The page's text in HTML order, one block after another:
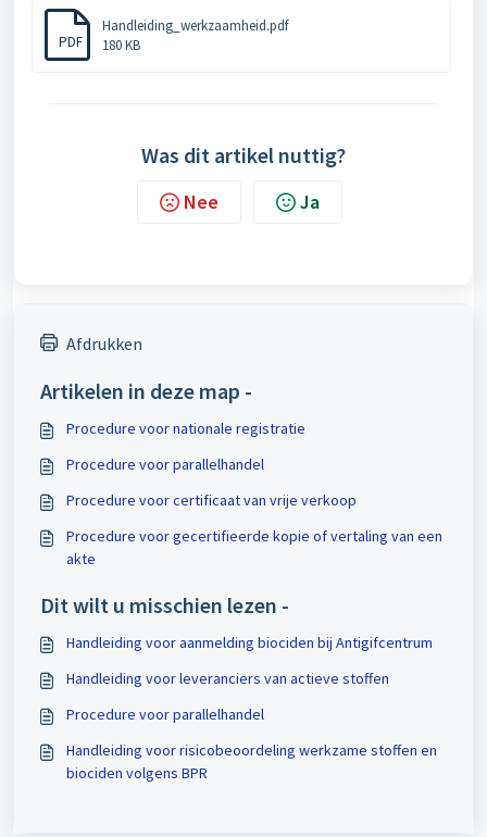
PDF
Handleiding_werkzaamheid.pdf
180 KB
Was dit artikel nuttig?
Nee Ja
Afdrukken
Artikelen in deze map -
Procedure voor nationale registratie
Procedure voor parallelhandel
Procedure voor certificaat van vrije verkoop
Procedure voor gecertifieerde kopie of vertaling van een
akte
Dit wilt u misschien lezen -
Handleiding voor aanmelding biociden bij Antigifcentrum
Handleiding voor leveranciers van actieve stoffen
Procedure voor parallelhandel
Handleiding voor risicobeoordeling werkzame stoffen en
biociden volgens BPR